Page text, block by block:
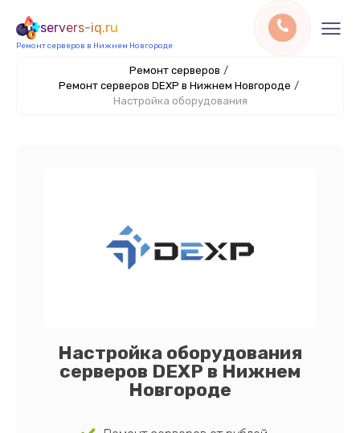
servers-iq.ru
Ремонт серверов в Нижнем Новгороде
Ремонт серверов /
Ремонт серверов DEXP в Нижнем Новгороде /
Настройка оборудования
Настройка оборудования
серверов DEXP в Нижнем
Новгороде